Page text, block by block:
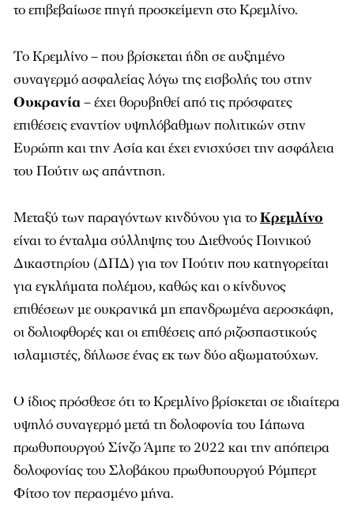
το επιβεβαίωσε πηγή προσκείμενη στο Κρεμλίνο.
Το Κρεμλίνο – που βρίσκεται ήδη σε αυξημένο
συναγερμό ασφαλείας λόγω της εισβολής του στην
Ουκρανία– έχει θορυβηθεί από τις πρόσφατες
επιθέσεις εναντίον υψηλόβαθμων πολιτικών στην
Ευρώπη και την Ασία και έχει ενισχύσει την ασφάλεια
του Πούτιν ως απάντηση.
Μεταξύ των παραγόντων κινδύνου για τοΚρεμλίνο
είναι το ένταλμα σύλληψης του Διεθνούς Ποινικού
Δικαστηρίου (ΔΠΔ) για τον Πούτιν που κατηγορείται
για εγκλήματα πολέμου, καθώς και ο κίνδυνος
επιθέσεων με ουκρανικά μη επανδρωμένα αεροσκάφη,
οι δολιοφθορές και οι επιθέσεις από ριζοσπαστικούς
ισλαμιστές, δήλωσε ένας εκ των δύο αξιωματούχων.
Ο ίδιος πρόσθεσε ότι το Κρεμλίνο βρίσκεται σε ιδιαίτερα
υψηλό συναγερμό μετά τη δολοφονία του Ιάπωνα
πρωθυπουργού Σίνζο Άμπε το 2022 και την απόπειρα
δολοφονίας του Σλοβάκου πρωθυπουργού Ρόμπερτ
Φίτσο τον περασμένο μήνα.